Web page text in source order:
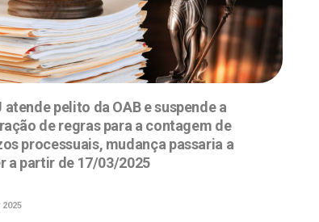
atende pelito da OAB e suspende a
de regras para a contagem de
processuais, mudança passaria a
a partir de 17/03/2025
2025